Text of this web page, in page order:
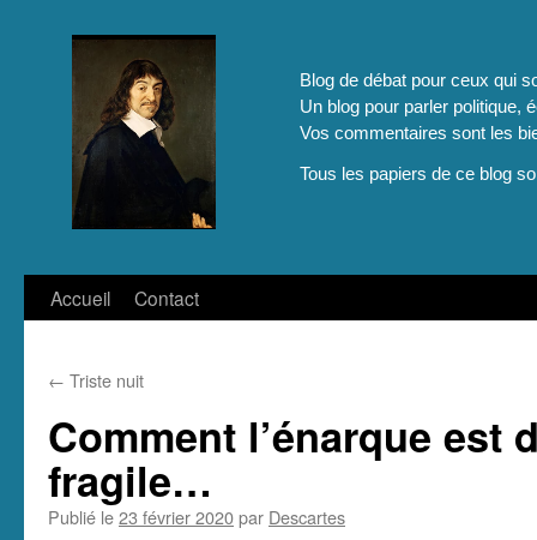
Blog de débat pour ceux qui
Un blog pour parler politique,
Vos commentaires sont les
Tous les papiers de ce blog
Aller
contenu
Accueil Contact
← Triste nuit
Comment l’énarque est
fragile…
Publié le23 février 2020par Descartes